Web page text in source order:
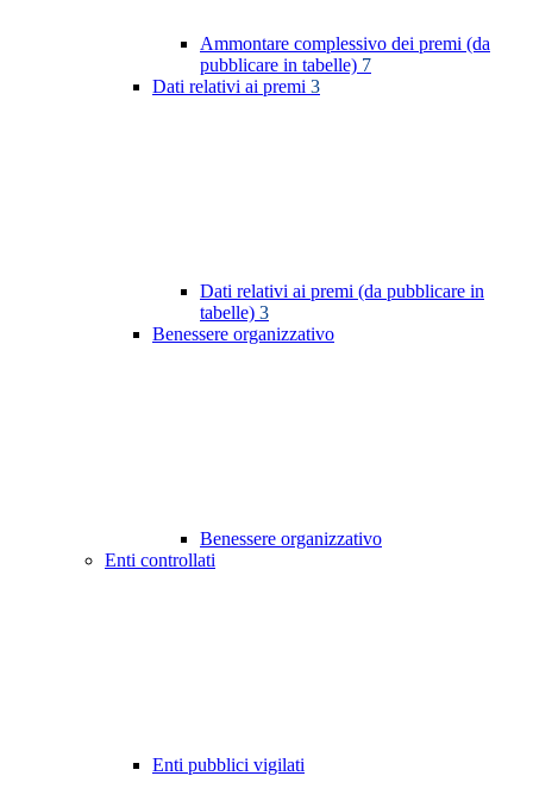
Ammontare complessivo dei premi (da
pubblicare in tabelle) 7
Dati relativi ai premi 3
Dati relativi ai premi (da pubblicare in
tabelle) 3
Benessere organizzativo
Benessere organizzativo
Enti controllati
Enti pubblici vigilati